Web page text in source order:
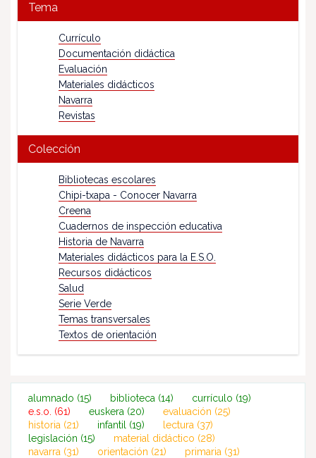
Tema
Currículo
Documentación didáctica
Evaluación
Materiales didácticos
Navarra
Revistas
Colección
Bibliotecas escolares
Chipi-txapa - Conocer Navarra
Creena
Cuadernos de inspección educativa
Historia de Navarra
Materiales didácticos para la E.S.O.
Recursos didácticos
Salud
Serie Verde
Temas transversales
Textos de orientación
alumnado (15) biblioteca (14) currículo (19)
e.s.o. (61) euskera (20) evaluación (25)
historia (21) infantil (19) lectura (37)
legislación (15) material didáctico (28)
navarra (31) orientación (21) primaria (31)